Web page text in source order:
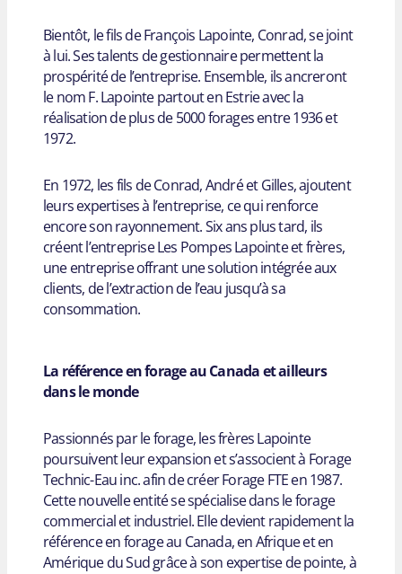
Bientôt, le fils de François Lapointe, Conrad, se joint
à lui. Ses talents de gestionnaire permettent la
prospérité de l’entreprise. Ensemble, ils ancreront
le nom F. Lapointe partout en Estrie avec la
réalisation de plus de 5000 forages entre 1936 et
1972.
En 1972, les fils de Conrad, André et Gilles, ajoutent
leurs expertises à l’entreprise, ce qui renforce
encore son rayonnement. Six ans plus tard, ils
créent l’entreprise Les Pompes Lapointe et frères,
une entreprise offrant une solution intégrée aux
clients, de l’extraction de l’eau jusqu’à sa
consommation.
La référence en forage au Canada et ailleurs
dans le monde
Passionnés par le forage, les frères Lapointe
poursuivent leur expansion et s’associent à Forage
Technic-Eau inc. afin de créer Forage FTE en 1987.
Cette nouvelle entité se spécialise dans le forage
commercial et industriel. Elle devient rapidement la
référence en forage au Canada, en Afrique et en
Amérique du Sud grâce à son expertise de pointe, à